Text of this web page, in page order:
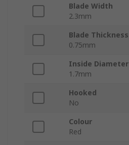
Blade Width
2.3mm
Blade Thickness
0.75mm
Inside Diameter
1.7mm
Hooked
No
Colour
Red